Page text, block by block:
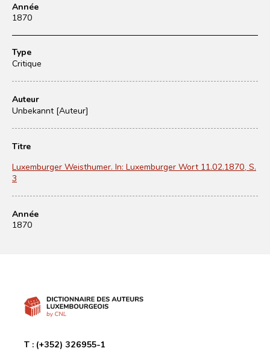
Année
1870
Type
Critique
Auteur
Unbekannt [Auteur]
Titre
Luxemburger Weisthumer. In: Luxemburger Wort 11.02.1870, S.
3
Année
1870
T : (+352) 326955-1